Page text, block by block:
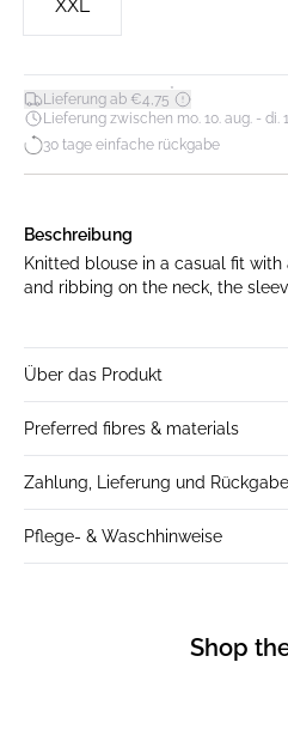
XXL
Lieferung ab €4,75*
Lieferung zwischen mo. 10. aug. - di.
30 tage einfache rückgabe
Beschreibung
Knitted blouse in a casual fit
and ribbing on the neck, the
Über das Produkt
Preferred fibres & materials
Zahlung, Lieferung und Rückgabe
Pflege- & Waschhinweise
Shop